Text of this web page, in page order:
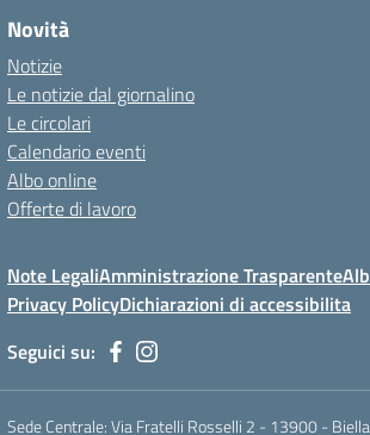
Novità
Notizie
Le notizie dal giornalino
Le circolari
Calendario eventi
Albo online
Offerte di lavoro
Note LegaliAmministrazione Trasparente
Privacy PolicyDichiarazioni di accessibilita
Seguici su:
Sede Centrale: Via Fratelli Rosselli 2 - 13900 -